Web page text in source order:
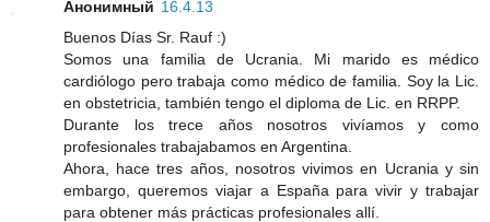
Анонимный 16.4.13
Buenos Días Sr. Rauf :)
Somos una familia de Ucrania. Mi marido es médico
cardiólogo pero trabaja como médico de familia. Soy la Lic.
en obstetricia, también tengo el diploma de Lic. en RRPP.
Durante los trece años nosotros vivíamos y como
profesionales trabajabamos en Argentina.
Ahora, hace tres años, nosotros vivimos en Ucrania y sin
embargo, queremos viajar a España para vivir y trabajar
para obtener más prácticas profesionales allí.